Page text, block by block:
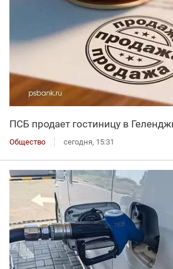
ПСБ продает гостиницу в
Общество сегодня, 15:31